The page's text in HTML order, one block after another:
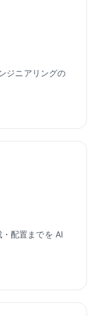
ジニアリングの
配置までを AI